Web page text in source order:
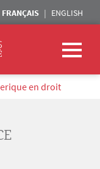
FRANÇAIS ENGLISH
en droit